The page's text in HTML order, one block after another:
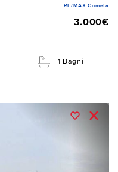
RE/MAX Cometa
3.000€
1 Bagni